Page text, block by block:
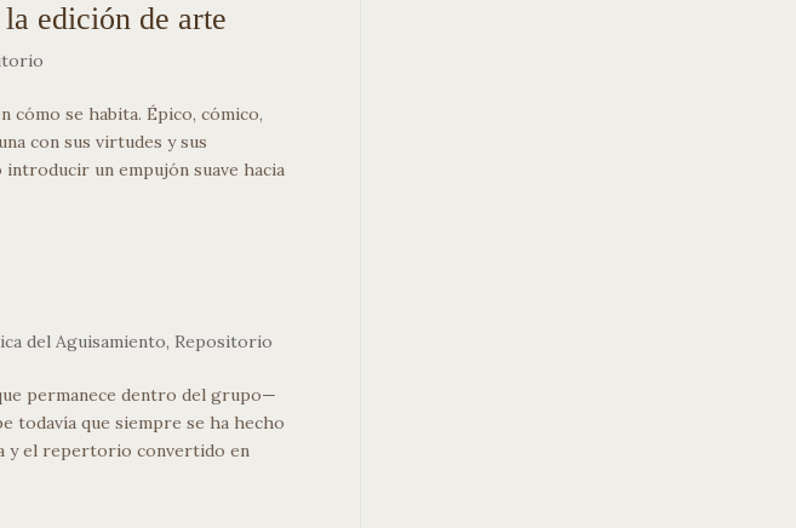
edición de arte
cómo se habita. Épico, cómico,
con sus virtudes y sus
un empujón suave hacia
del Aguisamiento, Repositorio
permanece dentro del grupo—
todavía que siempre se ha hecho
y el repertorio convertido en